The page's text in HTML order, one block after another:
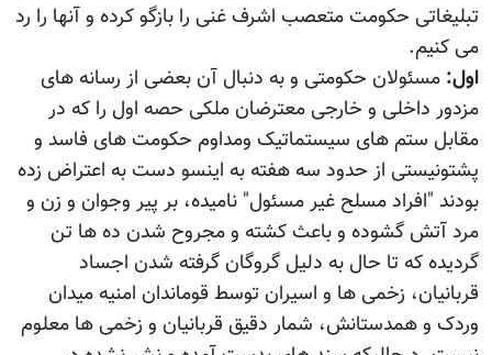
تبلیغاتی حکومت متعصب اشرف غنی را بازگو کرده و آنها را رد
می کنیم.
اول: مسئولان حکومتی و به دنبال آن بعضی از رسانه های
مزدور داخلی و خارجی معترضان ملکی حصه اول را که در
مقابل ستم های سیستماتیک ومداوم حکومت های فاسد و
پشتونیستی از حدود سه هفته به اینسو دست به اعتراض زده
بودند "افراد مسلح غیر مسئول" نامیده، بر پیر وجوان و زن و
مرد آتش گشوده و باعث کشته و مجروح شدن ده ها تن
گردیده که تا حال به دلیل گروگان گرفته شدن اجساد
قربانیان، زخمی ها و اسیران توسط قوماندان امنیه میدان
وردک و همدستانش، شمار دقیق قربانیان و زخمی ها معلوم